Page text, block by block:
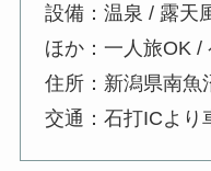
設備：温泉 / 露天
ほか：一人旅OK /
住所：新潟県南魚
交通：石打ICより